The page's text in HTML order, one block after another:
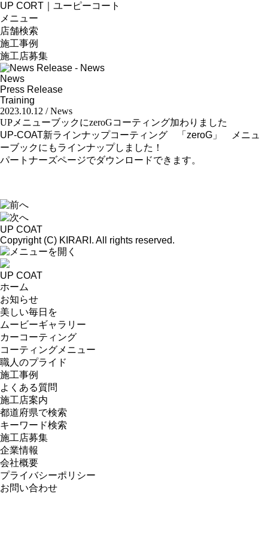
UP CORT｜ユーピーコート
メニュー
店舗検索
施工事例
施工店募集
News
Press Release
Training
2023.10.12 / News
UPメニューブックにzeroGコーティング加わりました
UP-COAT新ラインナップコーティング 「zeroG」 メニュ
ーブックにもラインナップしました！
パートナーズページでダウンロードできます。
UP COAT
Copyright (C) KIRARI. All rights reserved.
UP COAT
ホーム
お知らせ
美しい毎日を
ムービーギャラリー
カーコーティング
コーティングメニュー
職人のプライド
施工事例
よくある質問
施工店案内
都道府県で検索
キーワード検索
施工店募集
企業情報
会社概要
プライバシーポリシー
お問い合わせ